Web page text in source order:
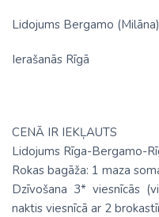
Lidojums Bergamo
Ierašanās Rīgā
CENĀ IR IEKĻAUTS
Lidojums Rīga-Bergamo-
Rokas bagāža: 1 maza
Dzīvošana 3* viesnīcās
naktis viesnīcā ar 2